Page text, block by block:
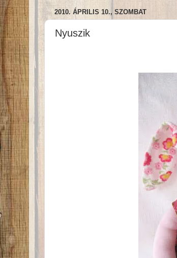
2010. ÁPRILIS 10., SZOMBAT
Nyuszik